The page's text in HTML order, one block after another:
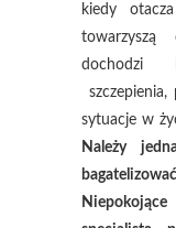
kiedy
towarzyszą
dochodzi
sytuacje w
Należy